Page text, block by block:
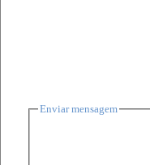
Enviar mensagem